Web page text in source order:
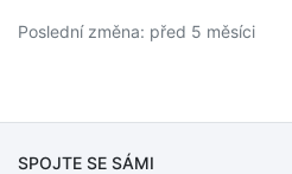
Poslední změna: před 5 měsíci
SPOJTE SE SÁMI